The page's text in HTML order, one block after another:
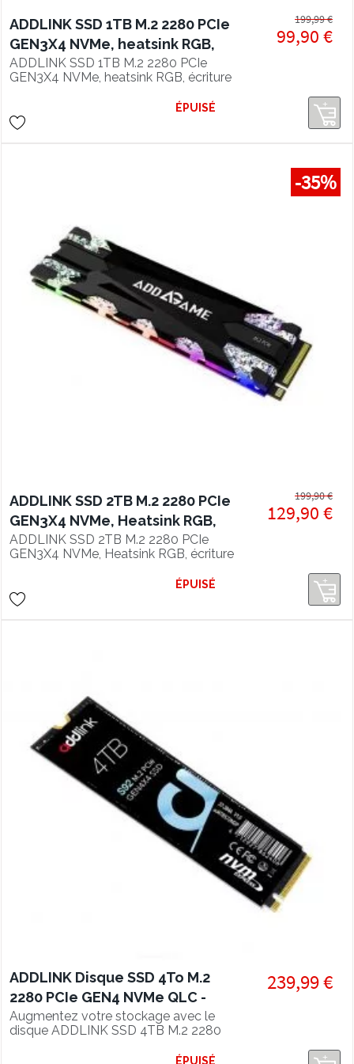
ADDLINK SSD 1TB M.2 2280 PCIe
GEN3X4 NVMe, heatsink RGB,
écriture 3400 Mo/s
ADDLINK SSD 1TB M.2 2280 PCIe
GEN3X4 NVMe, heatsink RGB, écriture
99,90 €
199,99 €
ÉPUISÉ
-35%
ADDLINK SSD 2TB M.2 2280 PCIe
GEN3X4 NVMe, Heatsink RGB,
écriture 3500 Mo/s
ADDLINK SSD 2TB M.2 2280 PCIe
GEN3X4 NVMe, Heatsink RGB, écriture
129,90 €
199,90 €
ÉPUISÉ
ADDLINK Disque SSD 4To M.2
2280 PCIe GEN4 NVMe QLC -
lecture 4900 Mo/s
Augmentez votre stockage avec le
disque ADDLINK SSD 4TB M.2 2280
239,99 €
ÉPUISÉ